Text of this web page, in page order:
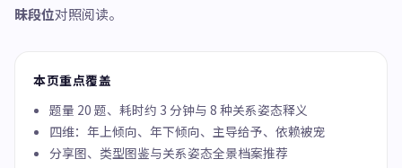
昧段位对照阅读。
本页重点覆盖
题量 20 题、耗时约 3 分钟与 8 种关系姿态释义
四维：年上倾向、年下倾向、主导给予、依赖被宠
分享图、类型图鉴与关系姿态全景档案推荐